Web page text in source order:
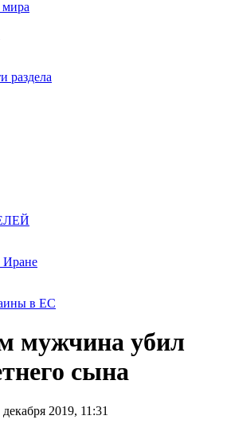
раздела
Иране
в ЕС
мужчина убил
сына
2019, 11:31